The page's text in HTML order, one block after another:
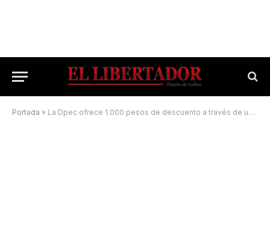
Portada » La Dpec ofrece 1.000 pesos de descuento a través de una aplicación móvil